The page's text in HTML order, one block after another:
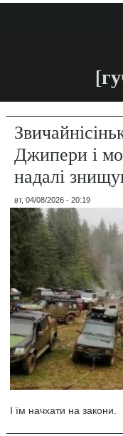
Джипери і
надалі
вт, 04/08/2026 - 20:19
І їм начхати на закони.